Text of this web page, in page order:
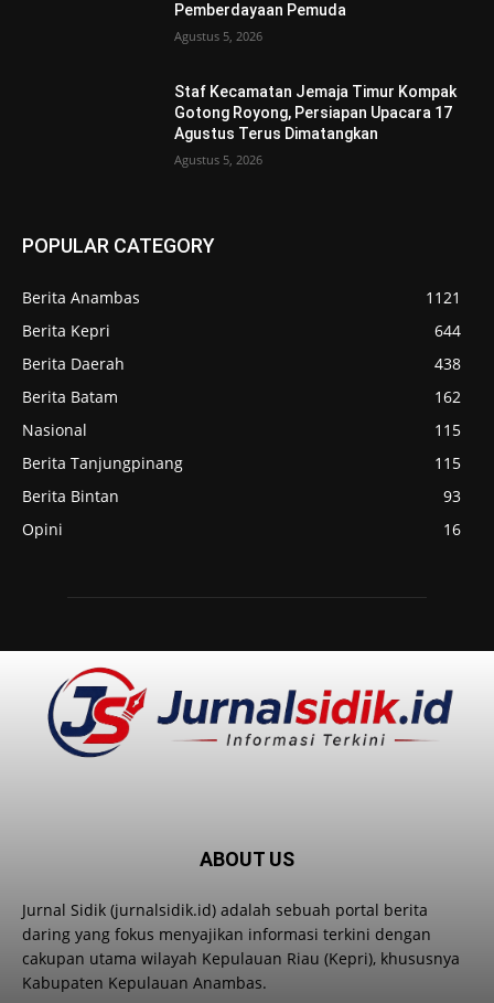
Pemberdayaan Pemuda
Agustus 5, 2026
Staf Kecamatan Jemaja Timur Kompak
Gotong Royong, Persiapan Upacara 17
Agustus Terus Dimatangkan ‎
Agustus 5, 2026
POPULAR CATEGORY
Berita Anambas
1121
Berita Kepri
644
Berita Daerah
438
Berita Batam
162
Nasional
115
Berita Tanjungpinang
115
Berita Bintan
93
Opini
16
ABOUT US
Jurnal Sidik (jurnalsidik.id) adalah sebuah portal berita
daring yang fokus menyajikan informasi terkini dengan
cakupan utama wilayah Kepulauan Riau (Kepri), khususnya
Kabupaten Kepulauan Anambas.